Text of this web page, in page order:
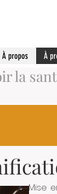
À propos À
la
Mise